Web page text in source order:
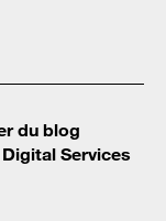
du blog
Services